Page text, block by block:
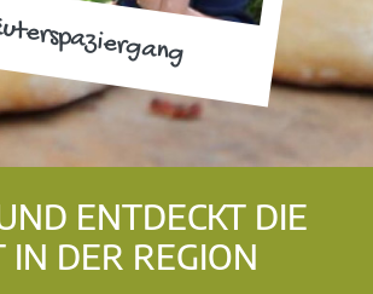
ENTDECKT DIE
IN DER REGION